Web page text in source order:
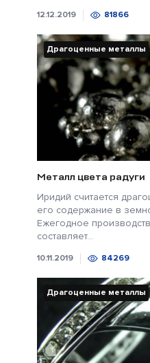
12.12.2019 81866
Драгоценные металлы
Металл цвета радуги
Иридий считается
его содержание в
Ежегодное
составляет...
10.11.2019 84269
Драгоценные металлы